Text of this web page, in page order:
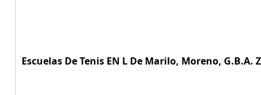
Escuelas De Tenis EN L De Marilo, Moreno, G.B.A.